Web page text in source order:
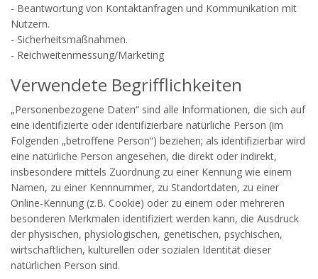
- Beantwortung von Kontaktanfragen und Kommunikation mit
Nutzern.
- Sicherheitsmaßnahmen.
- Reichweitenmessung/Marketing
Verwendete Begrifflichkeiten
„Personenbezogene Daten“ sind alle Informationen, die sich auf
eine identifizierte oder identifizierbare natürliche Person (im
Folgenden „betroffene Person“) beziehen; als identifizierbar wird
eine natürliche Person angesehen, die direkt oder indirekt,
insbesondere mittels Zuordnung zu einer Kennung wie einem
Namen, zu einer Kennnummer, zu Standortdaten, zu einer
Online-Kennung (z.B. Cookie) oder zu einem oder mehreren
besonderen Merkmalen identifiziert werden kann, die Ausdruck
der physischen, physiologischen, genetischen, psychischen,
wirtschaftlichen, kulturellen oder sozialen Identität dieser
natürlichen Person sind.